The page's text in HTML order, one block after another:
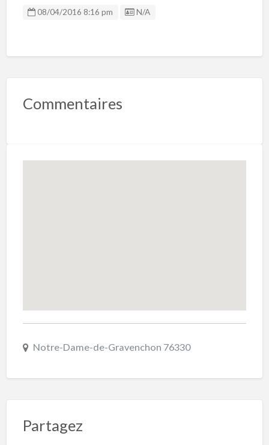
08/04/2016 8:16 pm Listing ID
N/A
Commentaires
Notre-Dame-de-Gravenchon 76330
Partagez